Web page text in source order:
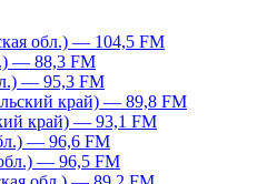
обл.) — 104,5 FM
— 88,3 FM
— 95,3 FM
край) — 89,8 FM
край) — 93,1 FM
— 96,6 FM
— 96,5 FM